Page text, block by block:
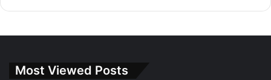
Most Viewed Posts